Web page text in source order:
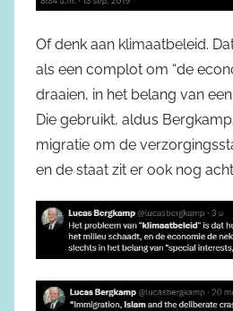
Of denk aan klimaatbeleid.
als een complot om “de
draaien, in het belang van een
Die gebruikt, aldus
migratie om de
en de staat zit er ook nog